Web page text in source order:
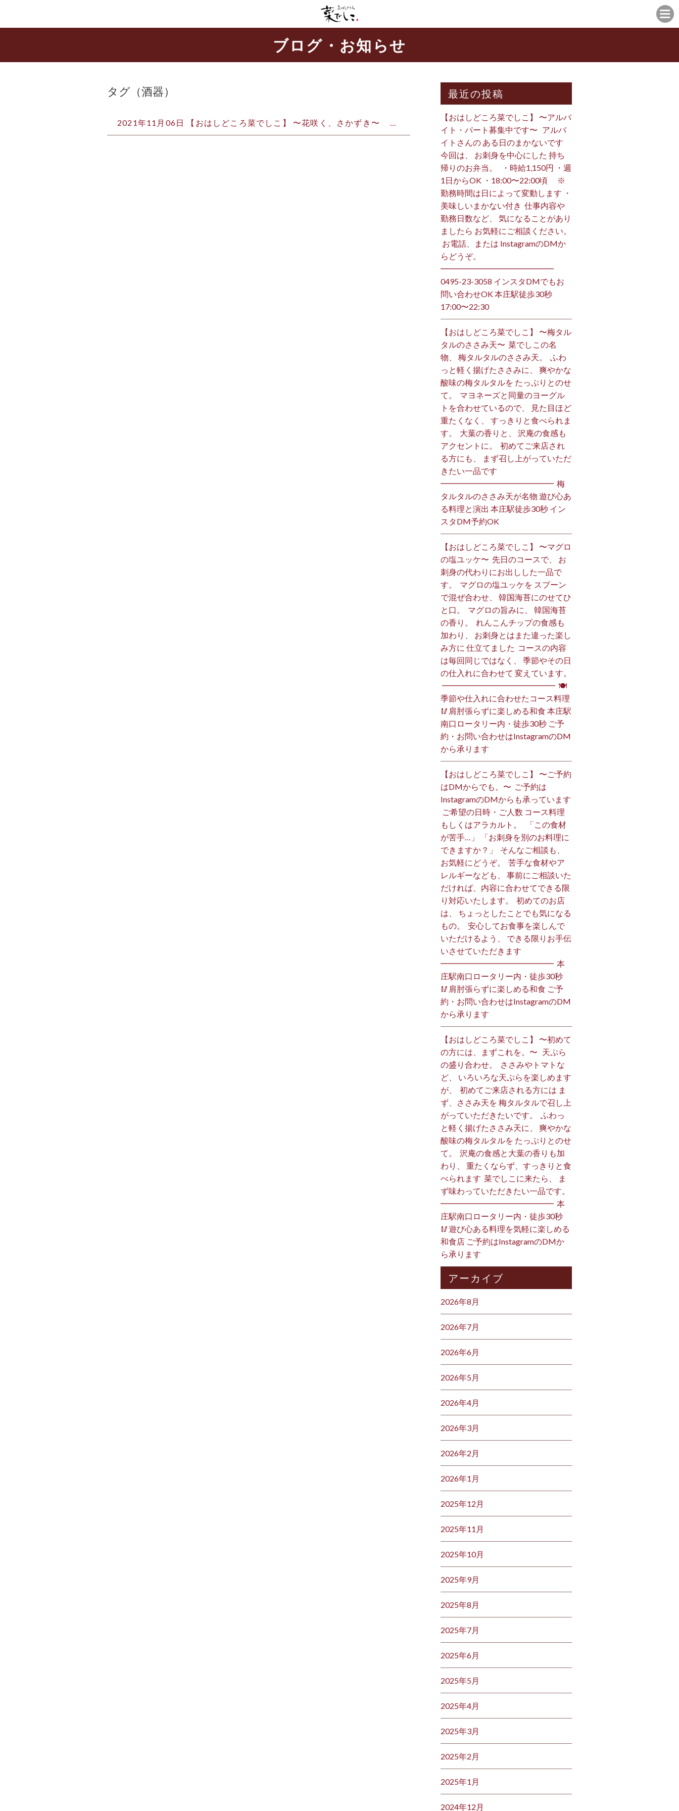
ブログ・お知らせ
タグ（酒器）
2021年11月06日 【おはしどころ菜でしこ】 〜花咲く、さかずき〜 ⁡ ⁡ ⁡ …
最近の投稿
【おはしどころ菜でしこ】 〜アルバ
イト・パート募集中です〜 ⁡ ⁡ アルバ
イトさんの ある日のまかないです ⁡
今回は、 お刺身を中心にした 持ち
帰りのお弁当。 ⁡ ⁡ ・時給1,150円 ・週
1日からOK ・18:00〜22:00頃 ※
勤務時間は日によって変動します ・
美味しいまかない付き ⁡ 仕事内容や
勤務日数など、 気になることがあり
ましたら お気軽にご相談ください。
⁡ お電話、または InstagramのDMか
らどうぞ。 ⁡
━━━━━━━━━━━━━━ ⁡
️0495-23-3058 インスタDMでもお
問い合わせOK 本庄駅徒歩30秒
17:00〜22:30 ⁡
【おはしどころ菜でしこ】 〜梅タル
タルのささみ天〜 ⁡ 菜でしこの名
物、 梅タルタルのささみ天。 ⁡ ふわ
っと軽く揚げたささみに、 爽やかな
酸味の梅タルタルを たっぷりとのせ
て。 ⁡ マヨネーズと同量のヨーグル
トを合わせているので、 見た目ほど
重たくなく、 すっきりと食べられま
す。 ⁡ 大葉の香りと、 沢庵の食感も
アクセントに。 ⁡ 初めてご来店され
る方にも、 まず召し上がっていただ
きたい一品です️ ⁡
━━━━━━━━━━━━━━ ⁡ 梅
タルタルのささみ天が名物 遊び心あ
る料理と演出 本庄駅徒歩30秒 イン
スタDM予約OK ⁡
【おはしどころ菜でしこ】 〜マグロ
の塩ユッケ〜 ⁡ 先日のコースで、 お
刺身の代わりにお出しした一品で
す。 ⁡ マグロの塩ユッケを スプーン
で混ぜ合わせ、 韓国海苔にのせてひ
と口。 ⁡ マグロの旨みに、 韓国海苔
の香り。 ⁡ れんこんチップの食感も
加わり、 お刺身とはまた違った楽し
み方に 仕立てました️ ⁡ コースの内容
は毎回同じではなく、 季節やその日
の仕入れに合わせて 変えています。
⁡ ━━━━━━━━━━━━━━ ⁡ 🍽
季節や仕入れに合わせたコース料理
🥢肩肘張らずに楽しめる和食 本庄駅
南口ロータリー内・徒歩30秒 ご予
約・お問い合わせはInstagramのDM
から承ります ⁡
【おはしどころ菜でしこ】 〜ご予約
はDMからでも。〜 ⁡ ご予約は
InstagramのDMからも承っています
⁡ ご希望の日時・ご人数 コース料理
もしくはアラカルト。 ⁡ ⁡ 「この食材
が苦手…」 「お刺身を別のお料理に
できますか？」 ⁡ そんなご相談も、
お気軽にどうぞ。 ⁡ 苦手な食材やア
レルギーなども、 事前にご相談いた
だければ、内容に合わせてできる限
り対応いたします。 ⁡ 初めてのお店
は、 ちょっとしたことでも気になる
もの。 ⁡ 安心してお食事を楽しんで
いただけるよう、 できる限りお手伝
いさせていただきます️ ⁡
━━━━━━━━━━━━━━ ⁡ 本
庄駅南口ロータリー内・徒歩30秒
🥢肩肘張らずに楽しめる和食 ご予
約・お問い合わせはInstagramのDM
から承ります ⁡
【おはしどころ菜でしこ】 〜初めて
の方には、まずこれを。〜 ⁡ ⁡ 天ぷら
の盛り合わせ。 ⁡ ささみやトマトな
ど、 いろいろな天ぷらを楽しめます
が、 ⁡ 初めてご来店される方には ま
ず、ささみ天を 梅タルタルで召し上
がっていただきたいです。 ⁡ ふわっ
と軽く揚げたささみ天に、 爽やかな
酸味の梅タルタルを たっぷりとのせ
て。 ⁡ 沢庵の食感と大葉の香りも加
わり、 重たくならず、すっきりと食
べられます️ ⁡ 菜でしこに来たら、 ま
ず味わっていただきたい一品です。 ⁡
━━━━━━━━━━━━━━ ⁡ 本
庄駅南口ロータリー内・徒歩30秒
🥢遊び心ある料理を気軽に楽しめる
和食店 ご予約はInstagramのDMか
ら承ります ⁡
アーカイブ
2026年8月
2026年7月
2026年6月
2026年5月
2026年4月
2026年3月
2026年2月
2026年1月
2025年12月
2025年11月
2025年10月
2025年9月
2025年8月
2025年7月
2025年6月
2025年5月
2025年4月
2025年3月
2025年2月
2025年1月
2024年12月